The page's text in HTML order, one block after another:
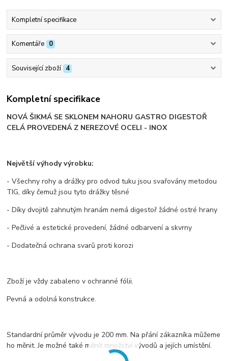
Kompletní specifikace
Komentáře 0
Související zboží 4
Kompletní specifikace
NOVÁ ŠIKMÁ SE SKLONEM NAHORU GASTRO DIGESTOŘ
CELÁ PROVEDENÁ Z NEREZOVÉ OCELI - INOX
Největší výhody výrobku:
- Všechny rohy a drážky pro odvod tuku jsou svařovány metodou
TIG, díky čemuž jsou tyto drážky těsné
- Díky dvojitě zahnutým hranám nemá digestoř žádné ostré hrany
- Pečlivé a estetické provedení, žádné odbarvení a skvrny
- Dodatečná ochrana svarů proti korozi
Zboží je vždy zabaleno v ochranné fólii.
Pevná a odolná konstrukce.
Standardní průměr vývodu je 200 mm. Na přání zákazníka můžeme
ho měnit. Je možné také měnít množství vývodů a jejích umístění.